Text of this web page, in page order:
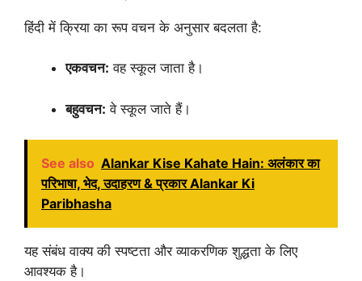
हिंदी में क्रिया का रूप वचन के अनुसार बदलता है:
एकवचन: वह स्कूल जाता है।
बहुवचन: वे स्कूल जाते हैं।
See also Alankar Kise Kahate Hain: अलंकार का
परिभाषा, भेद, उदाहरण & प्रकार Alankar Ki
Paribhasha
यह संबंध वाक्य की स्पष्टता और व्याकरणिक शुद्धता के लिए
आवश्यक है।